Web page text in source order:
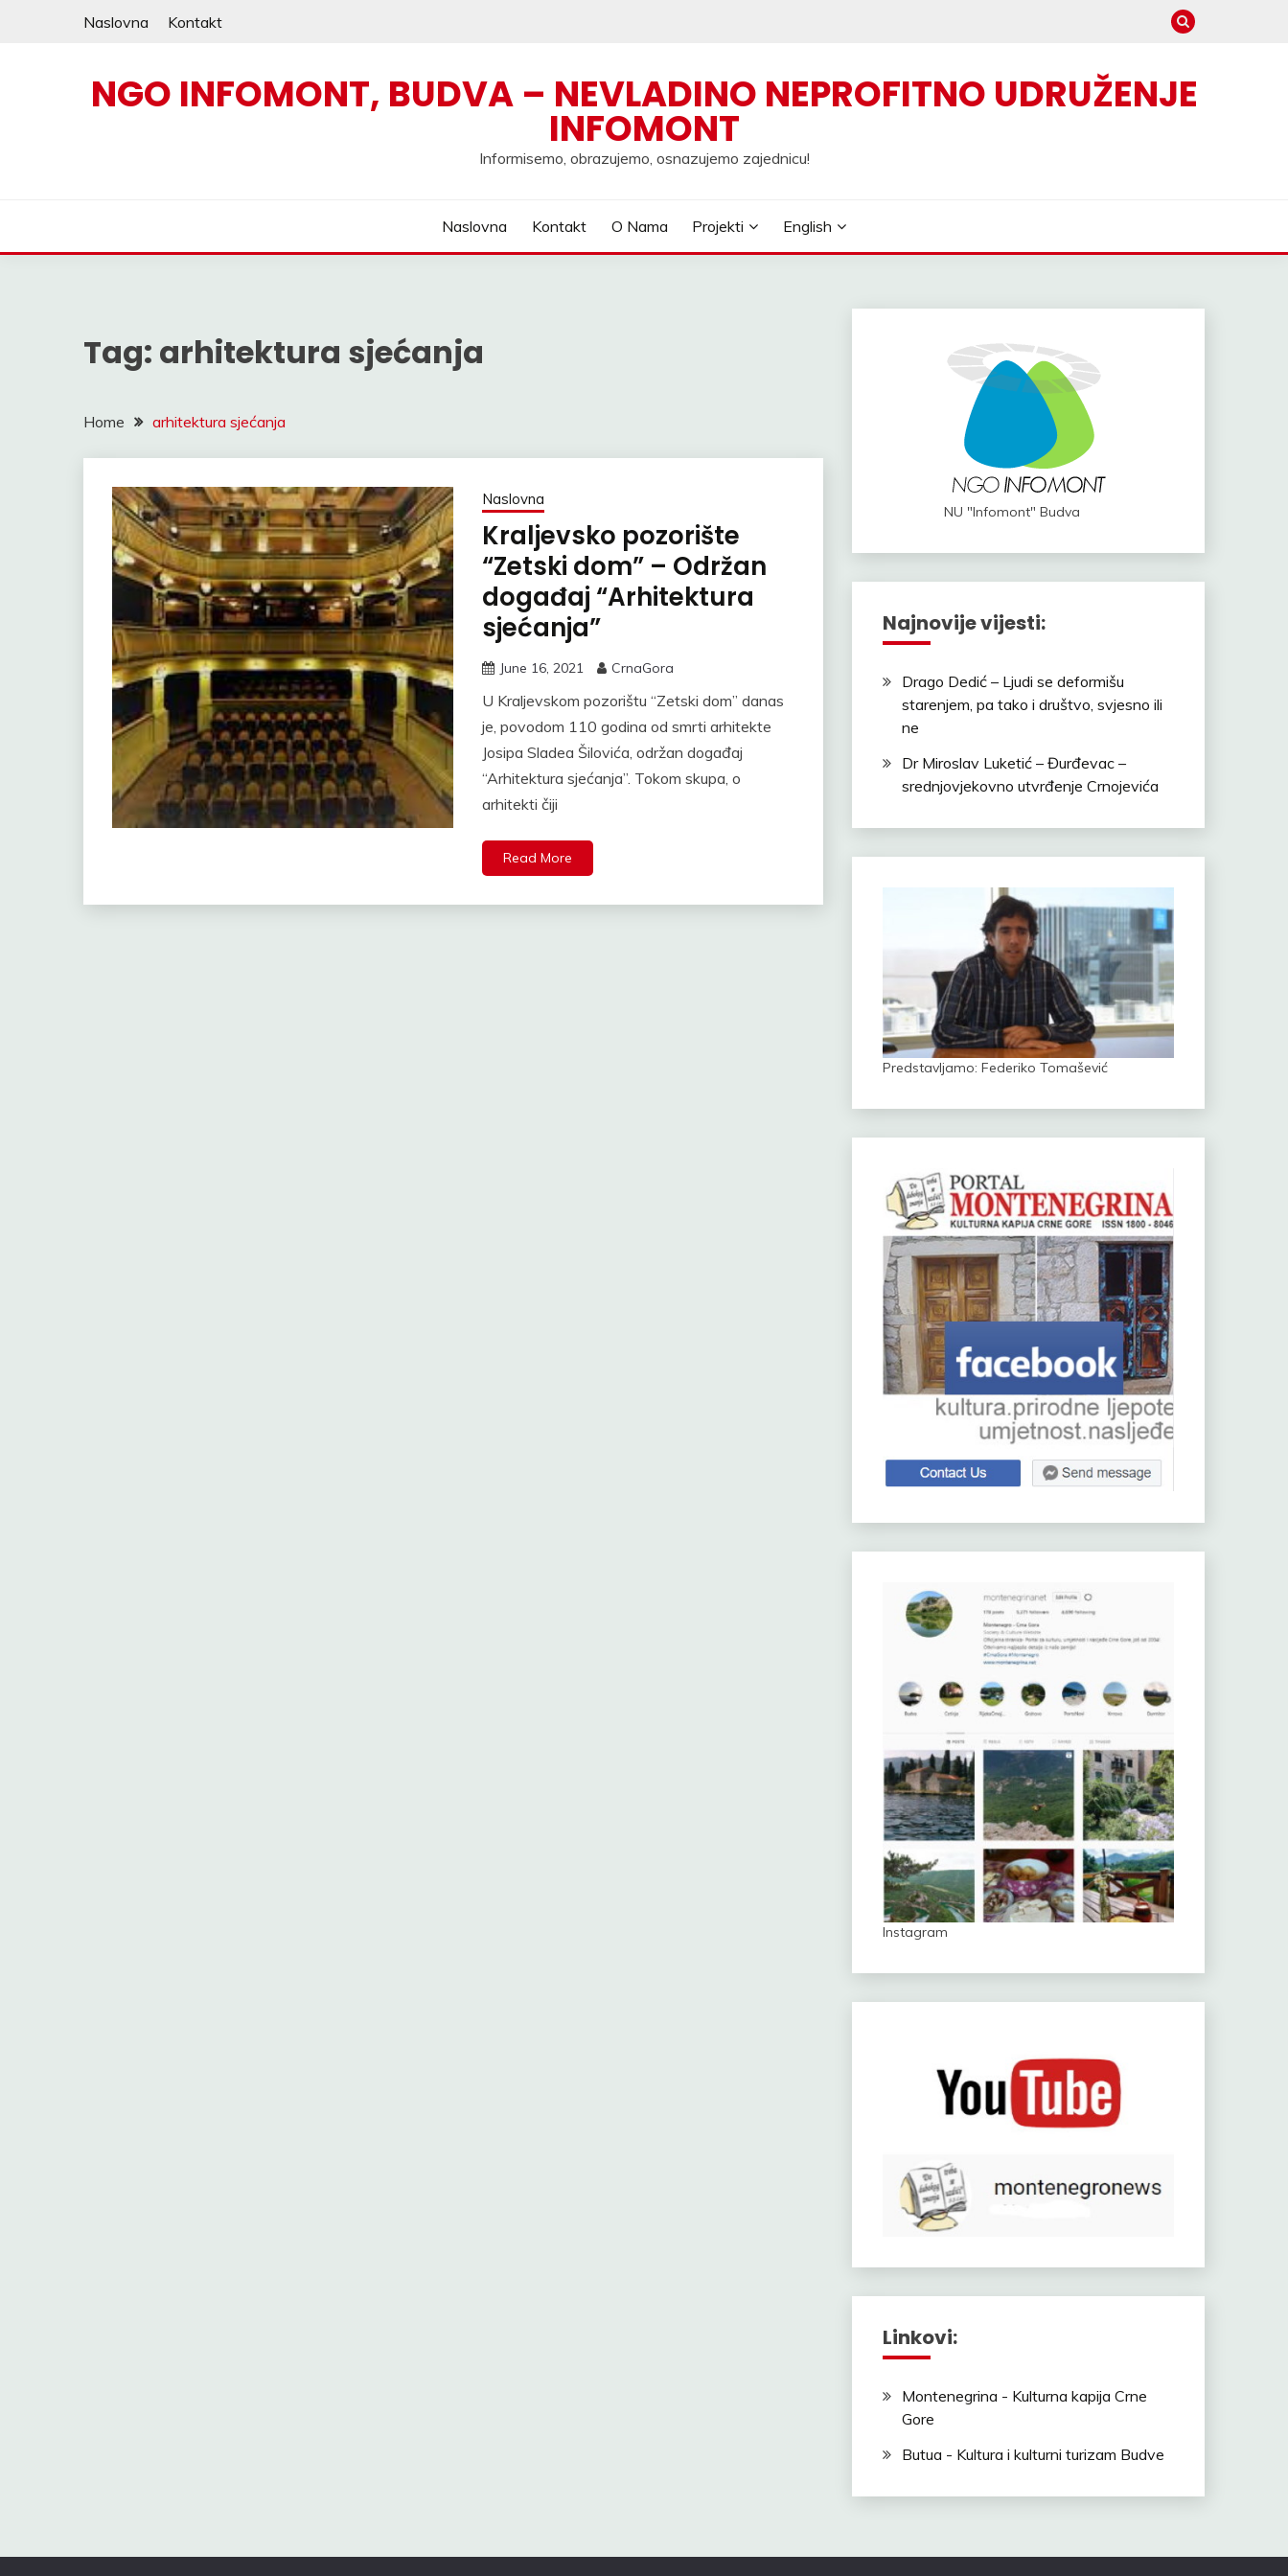
Naslovna Kontakt
NGO INFOMONT, BUDVA – NEVLADINO NEPROFITNO UDRUŽENJE
INFOMONT
Informisemo, obrazujemo, osnazujemo zajednicu!
Naslovna Kontakt O Nama Projekti English
Tag: arhitektura sjećanja
Home arhitektura sjećanja
Naslovna
Kraljevsko pozorište
“Zetski dom” – Održan
događaj “Arhitektura
sjećanja”
June 16, 2021 CrnaGora
U Kraljevskom pozorištu “Zetski dom” danas
je, povodom 110 godina od smrti arhitekte
Josipa Sladea Šilovića, održan događaj
“Arhitektura sjećanja”. Tokom skupa, o
arhitekti čiji
Read More
NU "Infomont" Budva
Najnovije vijesti:
Drago Dedić – Ljudi se deformišu
starenjem, pa tako i društvo, svjesno ili
ne
Dr Miroslav Luketić – Đurđevac –
srednjovjekovno utvrđenje Crnojevića
Predstavljamo: Federiko Tomašević
Instagram
Linkovi:
Montenegrina - Kulturna kapija Crne
Gore
Butua - Kultura i kulturni turizam Budve